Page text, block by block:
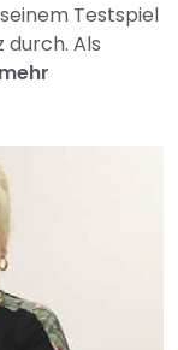
Testspiel
durch. Als
mehr